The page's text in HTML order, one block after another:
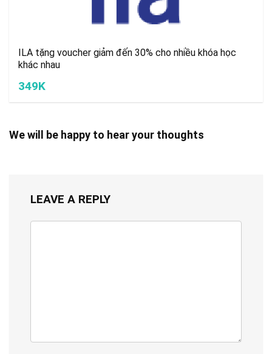
ILA tặng voucher giảm đến 30% cho nhiều khóa học
khác nhau
349K
We will be happy to hear your thoughts
LEAVE A REPLY